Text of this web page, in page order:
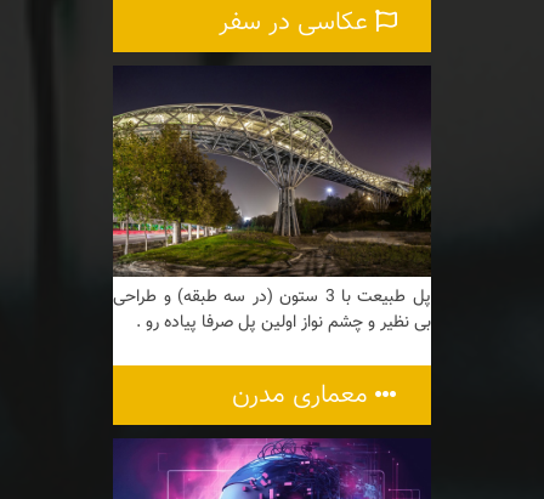
عکاسی در سفر
پل طبیعت با 3 ستون (در سه طبقه) و طراحی
بی نظیر و چشم نواز اولین پل صرفا پیاده رو .
معماری مدرن